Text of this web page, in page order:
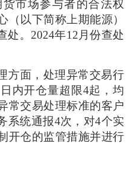
市场参与者的合法权
（以下简称上期能源）
处。 2024年12 月份查处
方面，处理异常交易行
内开仓量超限4起，均
常交易处理标准的客户
系统通报4次，对4个实
开仓的监管措施并进行